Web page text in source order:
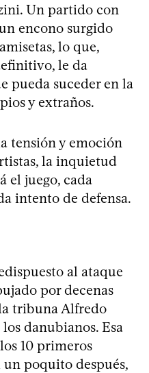
Un partido con
encono surgido
lo que,
le da
pueda suceder en la
y extraños.
tensión y emoción
la inquietud
el juego, cada
intento de defensa.
al ataque
por decenas
tribuna Alfredo
danubianos. Esa
10 primeros
poquito después,